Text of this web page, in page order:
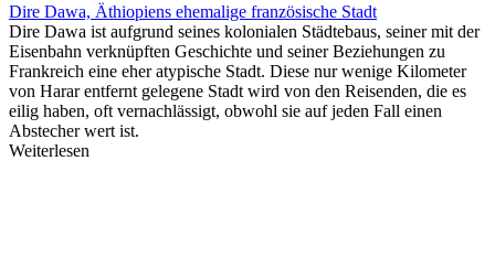
Dire Dawa, Äthiopiens ehemalige französische Stadt
Dire Dawa ist aufgrund seines kolonialen Städtebaus, seiner mit der
Eisenbahn verknüpften Geschichte und seiner Beziehungen zu
Frankreich eine eher atypische Stadt. Diese nur wenige Kilometer
von Harar entfernt gelegene Stadt wird von den Reisenden, die es
eilig haben, oft vernachlässigt, obwohl sie auf jeden Fall einen
Abstecher wert ist.
Weiterlesen